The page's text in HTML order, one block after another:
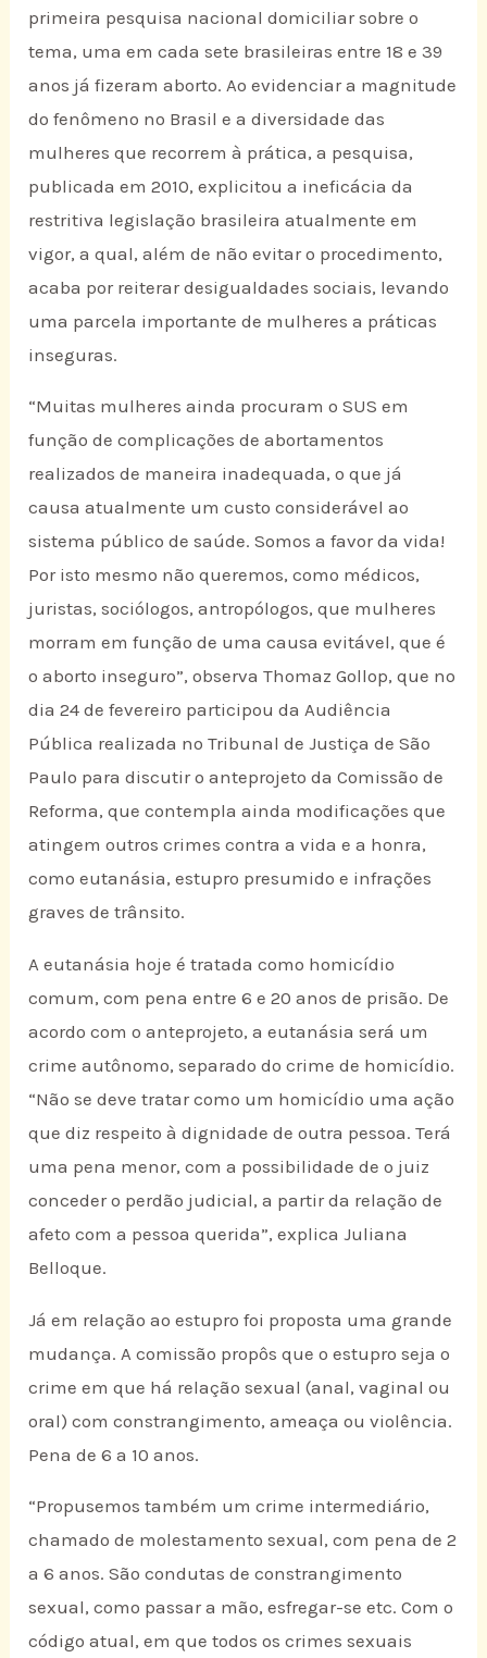
primeira pesquisa nacional domiciliar sobre o
tema, uma em cada sete brasileiras entre 18 e 39
anos já fizeram aborto. Ao evidenciar a magnitude
do fenômeno no Brasil e a diversidade das
mulheres que recorrem à prática, a pesquisa,
publicada em 2010, explicitou a ineficácia da
restritiva legislação brasileira atualmente em
vigor, a qual, além de não evitar o procedimento,
acaba por reiterar desigualdades sociais, levando
uma parcela importante de mulheres a práticas
inseguras.
“Muitas mulheres ainda procuram o SUS em
função de complicações de abortamentos
realizados de maneira inadequada, o que já
causa atualmente um custo considerável ao
sistema público de saúde. Somos a favor da vida!
Por isto mesmo não queremos, como médicos,
juristas, sociólogos, antropólogos, que mulheres
morram em função de uma causa evitável, que é
o aborto inseguro”, observa Thomaz Gollop, que no
dia 24 de fevereiro participou da Audiência
Pública realizada no Tribunal de Justiça de São
Paulo para discutir o anteprojeto da Comissão de
Reforma, que contempla ainda modificações que
atingem outros crimes contra a vida e a honra,
como eutanásia, estupro presumido e infrações
graves de trânsito.
A eutanásia hoje é tratada como homicídio
comum, com pena entre 6 e 20 anos de prisão. De
acordo com o anteprojeto, a eutanásia será um
crime autônomo, separado do crime de homicídio.
“Não se deve tratar como um homicídio uma ação
que diz respeito à dignidade de outra pessoa. Terá
uma pena menor, com a possibilidade de o juiz
conceder o perdão judicial, a partir da relação de
afeto com a pessoa querida”, explica Juliana
Belloque.
Já em relação ao estupro foi proposta uma grande
mudança. A comissão propôs que o estupro seja o
crime em que há relação sexual (anal, vaginal ou
oral) com constrangimento, ameaça ou violência.
Pena de 6 a 10 anos.
“Propusemos também um crime intermediário,
chamado de molestamento sexual, com pena de 2
a 6 anos. São condutas de constrangimento
sexual, como passar a mão, esfregar-se etc. Com o
código atual, em que todos os crimes sexuais